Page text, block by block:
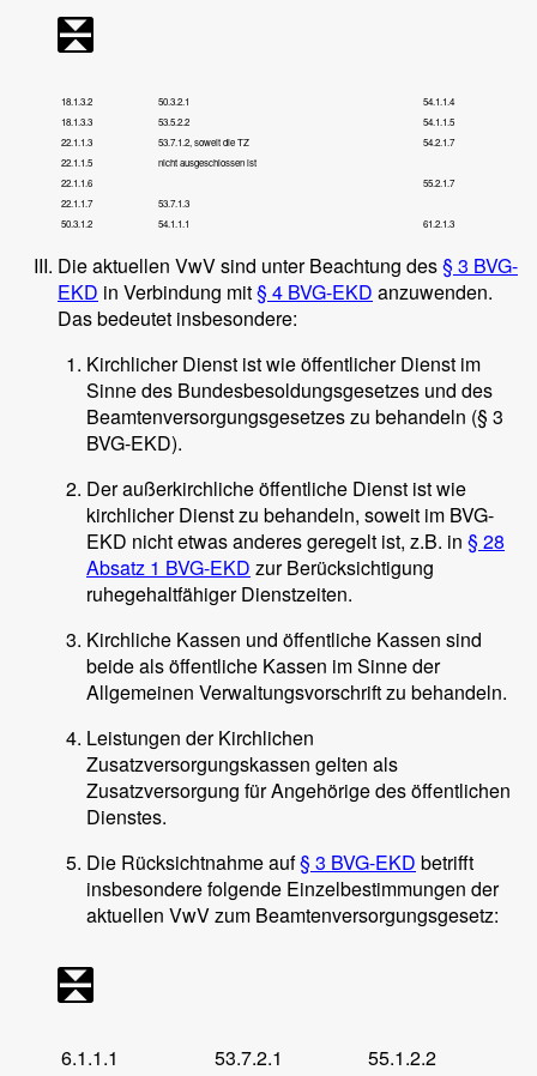
18.1.3.2 50.3.2.1
54.1.1.4
18.1.3.3
53.5.2.2
54.1.1.5
22.1.1.3
53.7.1.2, soweit die TZ
54.2.1.7
22.1.1.5
nicht ausgeschlossen ist
22.1.1.6
55.2.1.7
22.1.1.7
53.7.1.3
50.3.1.2
54.1.1.1 61.2.1.3
Die aktuellen VwV sind unter Beachtung des§ 3 BVG-
EKD in Verbindung mit§ 4 BVG-EKD anzuwenden.
Das bedeutet insbesondere:
Kirchlicher Dienst ist wie öffentlicher Dienst im
Sinne des Bundesbesoldungsgesetzes und des
Beamtenversorgungsgesetzes zu behandeln (§ 3
BVG-EKD).
Der außerkirchliche öffentliche Dienst ist wie
kirchlicher Dienst zu behandeln, soweit im BVG-
EKD nicht etwas anderes geregelt ist, z.B. in § 28
Absatz 1 BVG-EKD zur Berücksichtigung
ruhegehaltfähiger Dienstzeiten.
Kirchliche Kassen und öffentliche Kassen sind
beide als öffentliche Kassen im Sinne der
Allgemeinen Verwaltungsvorschrift zu behandeln.
Leistungen der Kirchlichen
Zusatzversorgungskassen gelten als
Zusatzversorgung für Angehörige des öffentlichen
Dienstes.
Die Rücksichtnahme auf§ 3 BVG-EKD betrifft
insbesondere folgende Einzelbestimmungen der
aktuellen VwV zum Beamtenversorgungsgesetz:
6.1.1.1 53.7.2.1
55.1.2.2